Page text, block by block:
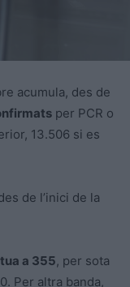
acumula, des de
per PCR o
13.506 si es
de l’inici de la
a 355, per sota
Per altra banda,